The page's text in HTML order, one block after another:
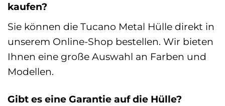
kaufen?
Sie können die Tucano Metal Hülle direkt in
unserem Online-Shop bestellen. Wir bieten
Ihnen eine große Auswahl an Farben und
Modellen.
Gibt es eine Garantie auf die Hülle?